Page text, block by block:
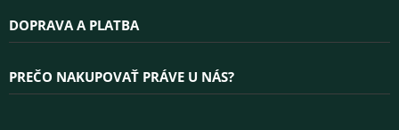
DOPRAVA A PLATBA
PREČO NAKUPOVAŤ PRÁVE U NÁS?